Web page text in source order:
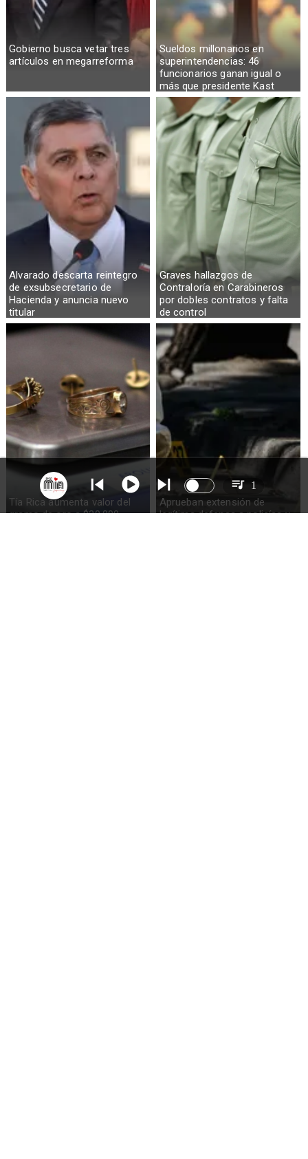
Gobierno busca vetar tres
artículos en megarreforma
Sueldos millonarios en
superintendencias: 46
funcionarios ganan igual o
más que presidente Kast
Alvarado descarta reintegro
de exsubsecretario de
Hacienda y anuncia nuevo
titular
Graves hallazgos de
Contraloría en Carabineros
por dobles contratos y falta
de control
Tía Rica aumenta valor del
gramo de oro a $30.000
Aprueban extensión de
legítima defensa a policías y
1